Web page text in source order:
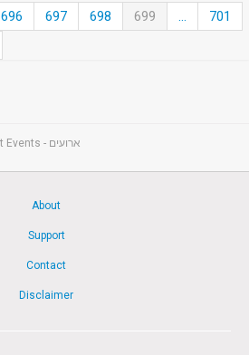
696 697 698 699 ...
701
Webcast Events - ארועים
About
Support
Contact
Disclaimer